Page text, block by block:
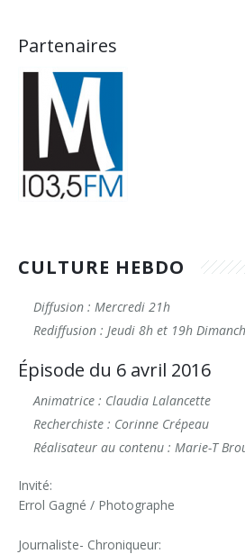
Partenaires
CULTURE HEBDO
Diffusion : Mercredi 21h
Rediffusion : Jeudi 8h et 19h
Épisode du 6 avril 2016
Animatrice : Claudia Lalancette
Recherchiste : Corinne Crépeau
Réalisateur au contenu : Marie-T
Invité:
Errol Gagné / Photographe
Journaliste- Chroniqueur: